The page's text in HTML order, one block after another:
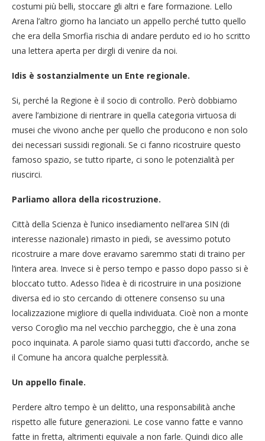
costumi più belli, stoccare gli altri e fare formazione. Lello
Arena l’altro giorno ha lanciato un appello perché tutto quello
che era della Smorfia rischia di andare perduto ed io ho scritto
una lettera aperta per dirgli di venire da noi.
Idis è sostanzialmente un Ente regionale.
Si, perché la Regione è il socio di controllo. Però dobbiamo
avere l’ambizione di rientrare in quella categoria virtuosa di
musei che vivono anche per quello che producono e non solo
dei necessari sussidi regionali. Se ci fanno ricostruire questo
famoso spazio, se tutto riparte, ci sono le potenzialità per
riuscirci.
Parliamo allora della ricostruzione.
Città della Scienza è l’unico insediamento nell’area SIN (di
interesse nazionale) rimasto in piedi, se avessimo potuto
ricostruire a mare dove eravamo saremmo stati di traino per
l‘intera area. Invece si è perso tempo e passo dopo passo si è
bloccato tutto. Adesso l’idea è di ricostruire in una posizione
diversa ed io sto cercando di ottenere consenso su una
localizzazione migliore di quella individuata. Cioè non a monte
verso Coroglio ma nel vecchio parcheggio, che è una zona
poco inquinata. A parole siamo quasi tutti d’accordo, anche se
il Comune ha ancora qualche perplessità.
Un appello finale.
Perdere altro tempo è un delitto, una responsabilità anche
rispetto alle future generazioni. Le cose vanno fatte e vanno
fatte in fretta, altrimenti equivale a non farle. Quindi dico alle